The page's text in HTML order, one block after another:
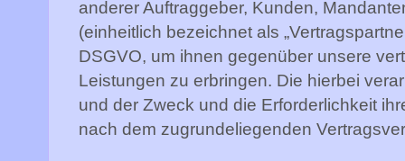
anderer Auftraggeber, Kunden,
(einheitlich bezeichnet als
DSGVO, um ihnen gegenüber unsere
Leistungen zu erbringen. Die hierbei
und der Zweck und die Erforderlichkeit
nach dem zugrundeliegenden